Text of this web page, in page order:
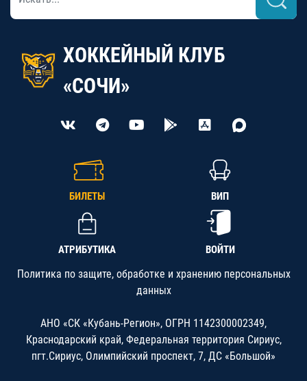
ХОККЕЙНЫЙ КЛУБ
«СОЧИ»
БИЛЕТЫ ВИП
АТРИБУТИКА ВОЙТИ
Политика по защите, обработке и хранению персональных
данных
АНО «СК «Кубань-Регион», ОГРН 1142300002349,
Краснодарский край, Федеральная территория Сириус,
пгт.Сириус, Олимпийский проспект, 7, ДС «Большой»